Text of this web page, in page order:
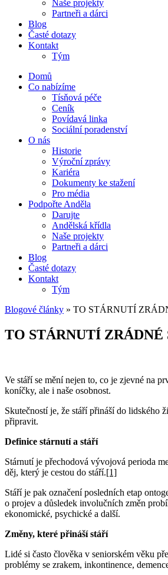
Naše projekty
Partneři a dárci
Blog
Časté dotazy
Kontakt
Tým
Domů
Co nabízíme
Tísňová péče
Ceník
Povídavá linka
Sociální poradenství
O nás
Historie
Výroční zprávy
Kariéra
Dokumenty ke stažení
Pro média
Podpořte Anděla
Darujte
Andělská křídla
Naše projekty
Partneři a dárci
Blog
Časté dotazy
Kontakt
Tým
Blogové články » TO STÁRNUTÍ
TO STÁRNUTÍ
Ve stáří se mění nejen to, co je zjevné na
koníčky, ale i naše osobnost.
Skutečností je, že stáří přináší do lidského
připravit.
Definice stárnutí a stáří
Stárnutí je přechodová vývojová perioda
děj, který je cestou do stáří.[1]
Stáří je pak označení posledních etap
o projev a důsledek involučních změn
ekonomické, psychické a další.
Změny, které přináší stáří
Lidé si často člověka v seniorském věku
problémy se zrakem, inkontinence,